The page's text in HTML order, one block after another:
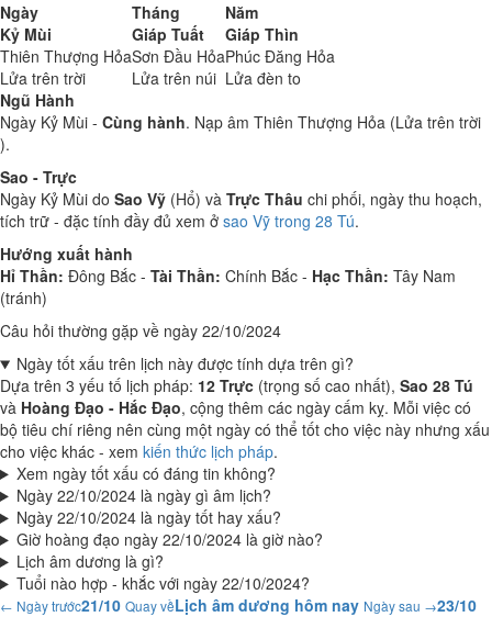
Ngày
Tháng
Năm
Kỷ Mùi
Giáp Tuất
Giáp Thìn
Thiên Thượng HỏaSơn Đầu HỏaPhúc Đăng Hỏa
Lửa trên trời
Lửa trên núi Lửa đèn to
Ngũ Hành
Ngày Kỷ Mùi - Cùng hành. Nạp âm Thiên Thượng Hỏa (Lửa trên trời
).
Sao - Trực
Ngày Kỷ Mùi do Sao Vỹ (Hổ) và Trực Thâu chi phối, ngày thu hoạch,
tích trữ - đặc tính đầy đủ xem ở sao Vỹ trong 28 Tú.
Hướng xuất hành
Hỉ Thần: Đông Bắc - Tài Thần: Chính Bắc - Hạc Thần: Tây Nam
(tránh)
Câu hỏi thường gặp về ngày 22/10/2024
Ngày tốt xấu trên lịch này được tính dựa trên gì?
Dựa trên 3 yếu tố lịch pháp: 12 Trực (trọng số cao nhất), Sao 28 Tú
và Hoàng Đạo - Hắc Đạo, cộng thêm các ngày cấm kỵ. Mỗi việc có
bộ tiêu chí riêng nên cùng một ngày có thể tốt cho việc này nhưng xấu
cho việc khác - xem kiến thức lịch pháp.
Xem ngày tốt xấu có đáng tin không?
Ngày 22/10/2024 là ngày gì âm lịch?
Ngày 22/10/2024 là ngày tốt hay xấu?
Giờ hoàng đạo ngày 22/10/2024 là giờ nào?
Lịch âm dương là gì?
Tuổi nào hợp - khắc với ngày 22/10/2024?
← Ngày trước21/10 Quay vềLịch âm dương hôm nay Ngày sau →23/10